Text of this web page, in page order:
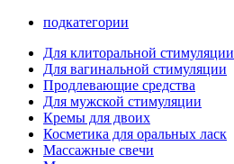
подкатегории
Для клиторальной стимуляции
Для вагинальной стимуляции
Продлевающие средства
Для мужской стимуляции
Кремы для двоих
Косметика для оральных ласк
Массажные свечи